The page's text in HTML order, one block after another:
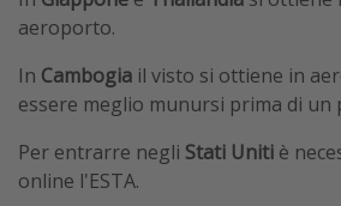
aeroporto.
In Cambogia il visto si ottiene in
essere meglio munursi prima di un
Per entrarre negli Stati Uniti è
online l'ESTA.